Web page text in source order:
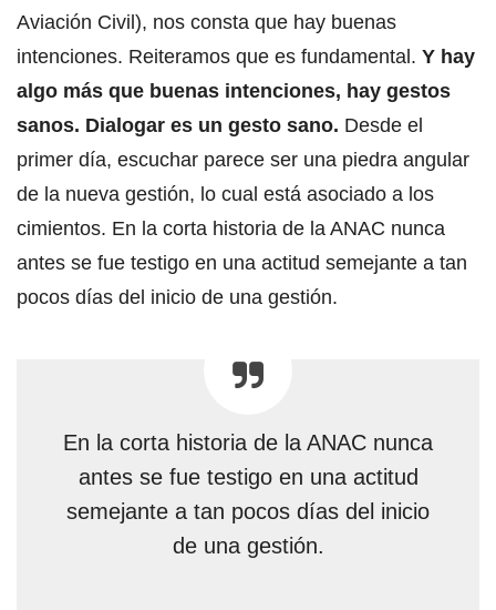
Aviación Civil), nos consta que hay buenas
intenciones. Reiteramos que es fundamental. Y hay
algo más que buenas intenciones, hay gestos
sanos. Dialogar es un gesto sano. Desde el
primer día, escuchar parece ser una piedra angular
de la nueva gestión, lo cual está asociado a los
cimientos. En la corta historia de la ANAC nunca
antes se fue testigo en una actitud semejante a tan
pocos días del inicio de una gestión.
En la corta historia de la ANAC nunca
antes se fue testigo en una actitud
semejante a tan pocos días del inicio
de una gestión.